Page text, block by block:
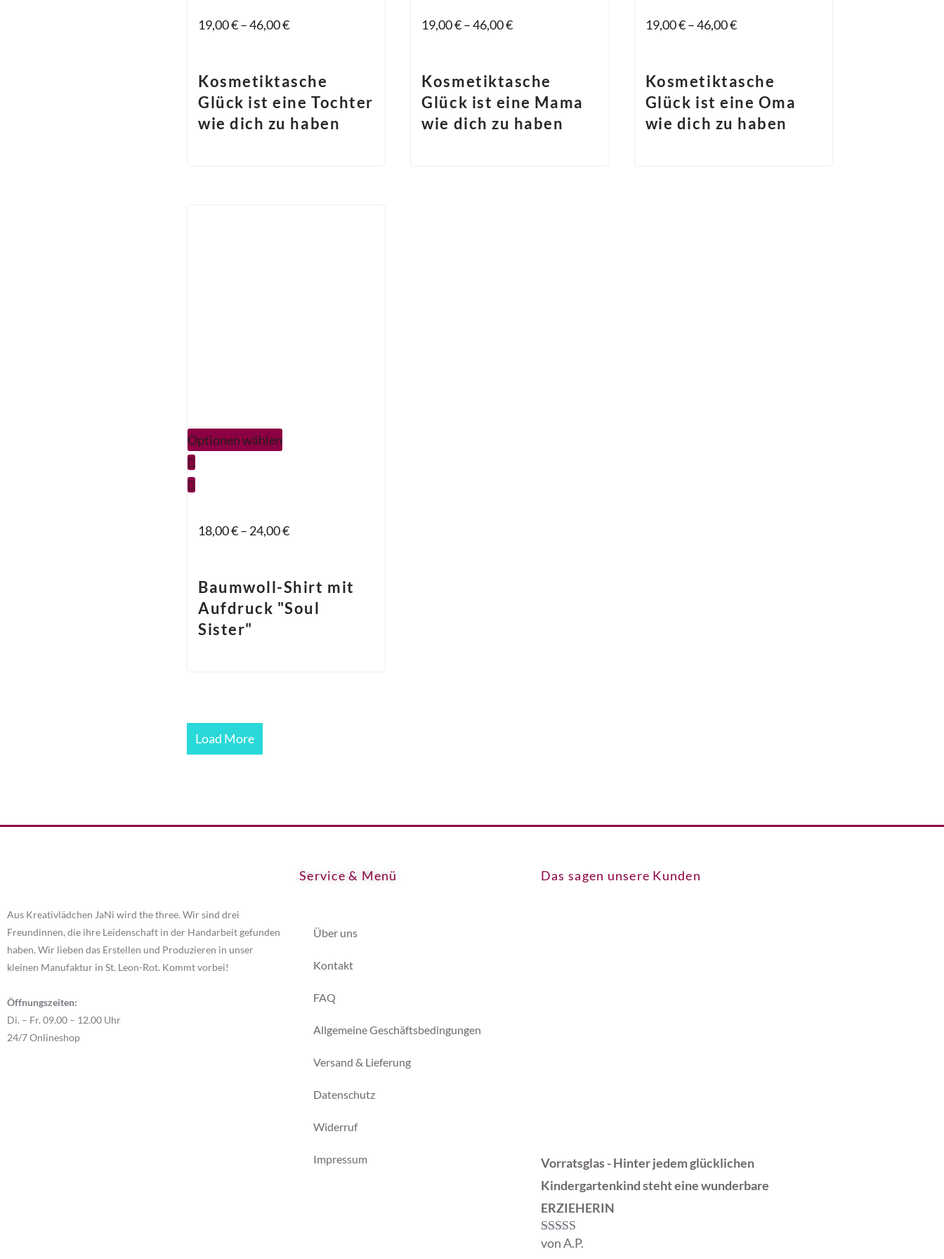
19,00€–46,00€
Kosmetiktasche
Glück ist eine Tochter
wie dich zu haben
19,00€–46,00€
Kosmetiktasche
Glück ist eine Mama
wie dich zu haben
19,00€–46,00€
Kosmetiktasche
Glück ist eine Oma
wie dich zu haben
Optionen wählen
18,00€– 24,00€
Baumwoll-Shirt mit
Aufdruck "Soul
Sister"
Load More
Aus Kreativlädchen JaNi wird the three. Wir sind drei
Freundinnen, die ihre Leidenschaft in der Handarbeit gefunden
haben. Wir lieben das Erstellen und Produzieren in unser
kleinen Manufaktur in St. Leon-Rot. Kommt vorbei!
Öffnungszeiten:
Di. – Fr. 09.00 – 12.00 Uhr
24/7 Onlineshop
Service & Menü
Über uns
Kontakt
FAQ
Allgemeine Geschäftsbedingungen
Versand & Lieferung
Datenschutz
Widerruf
Impressum
Das sagen unsere Kunden
Vorratsglas - Hinter jedem glücklichen
Kindergartenkind steht eine wunderbare
ERZIEHERIN
Bewertet mit
von A.P.